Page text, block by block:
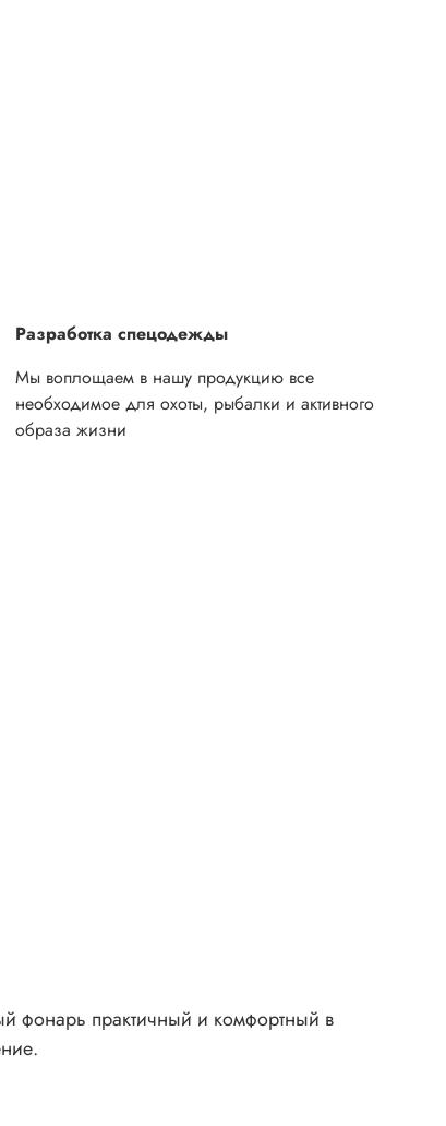
Разработка спецодежды
Мы воплощаем в нашу продукцию все
необходимое для охоты, рыбалки и активного
образа жизни
фонарь практичный и комфортный в